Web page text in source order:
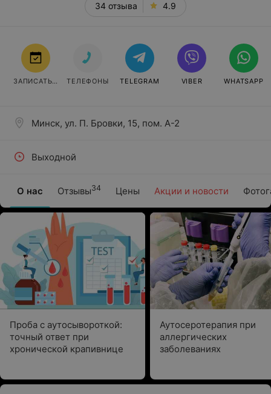
34 отзыва 4.9
О нас Отзывы34 Цены Акции и новости
Минск, ул. П. Бровки, 15, пом. А-2
Выходной
ЗАПИСАТЬСЯ ТЕЛЕФОНЫ TELEGRAM VIBER WHATSAPP
Проба с аутосывороткой:
точный ответ при
хронической крапивнице
Аутосеротерапия при
аллергических
заболеваниях